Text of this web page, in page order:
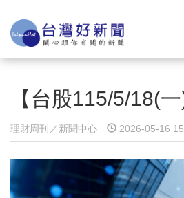
【台股115/5/18(
理財周刊／新聞中心 2026-05-16